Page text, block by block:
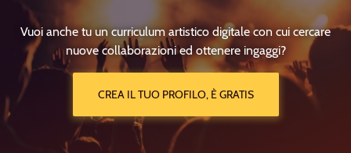
Vuoi anche tu un curriculum artistico digitale con cui cercare
nuove collaborazioni ed ottenere ingaggi?
CREA IL TUO PROFILO, È GRATIS